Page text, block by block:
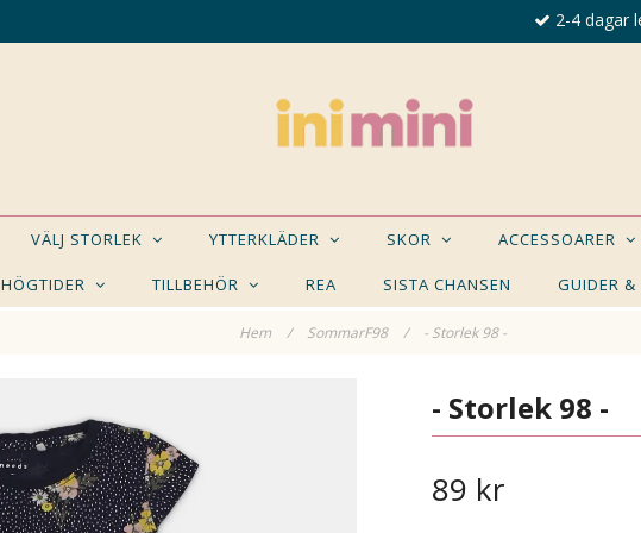
2-4 dagar
VÄLJ STORLEK YTTERKLÄDER SKOR ACCESSOARER
HÖGTIDER TILLBEHÖR REA SISTA CHANSEN GUIDER &
Hem / SommarF98 / - Storlek 98 -
KANSKE NÅGON AV DESSA PRODUKTER KAN- Storlek 98 -
89 kr